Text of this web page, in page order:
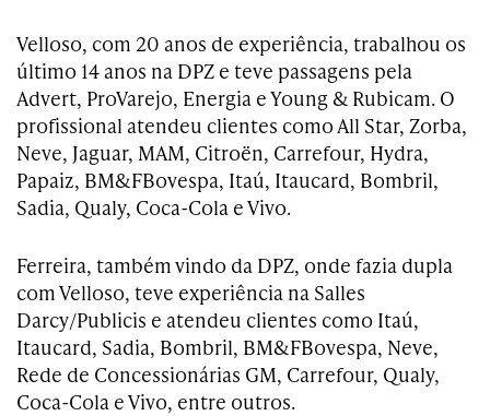
Velloso, com 20 anos de experiência, trabalhou os
último 14 anos na DPZ e teve passagens pela
Advert, ProVarejo, Energia e Young & Rubicam. O
profissional atendeu clientes como All Star, Zorba,
Neve, Jaguar, MAM, Citroën, Carrefour, Hydra,
Papaiz, BM&FBovespa, Itaú, Itaucard, Bombril,
Sadia, Qualy, Coca-Cola e Vivo.
Ferreira, também vindo da DPZ, onde fazia dupla
com Velloso, teve experiência na Salles
Darcy/Publicis e atendeu clientes como Itaú,
Itaucard, Sadia, Bombril, BM&FBovespa, Neve,
Rede de Concessionárias GM, Carrefour, Qualy,
Coca-Cola e Vivo, entre outros.